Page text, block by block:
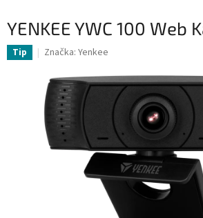
YENKEE YWC 100 Web
Tip Značka: Yenkee